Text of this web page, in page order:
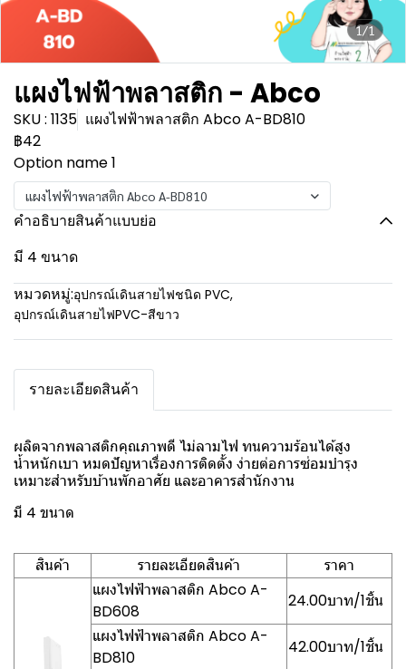
1/1
แผงไฟฟ้าพลาสติก - Abco
SKU : 1135 แผงไฟฟ้าพลาสติก Abco A-BD810
฿42
Option name 1
แผงไฟฟ้าพลาสติก Abco A-BD810
คำอธิบายสินค้าแบบย่อ
มี 4 ขนาด
หมวดหมู่:อุปกรณ์เดินสายไฟชนิด PVC,
อุปกรณ์เดินสายไฟPVC-สีขาว
รายละเอียดสินค้า
ผลิตจากพลาสติกคุณภาพดี ไม่ลามไฟ ทนความร้อนได้สูง
น้ำหนักเบา หมดปัญหาเรื่องการติดตั้ง ง่ายต่อการซ่อมบำรุง
เหมาะสำหรับบ้านพักอาศัย และอาคารสำนักงาน
มี 4 ขนาด
สินค้า รายละเอียดสินค้า
ราคา
แผงไฟฟ้าพลาสติก Abco A-
BD608
24.00บาท/1ชิ้น
แผงไฟฟ้าพลาสติก Abco A-
BD810
42.00บาท/1ชิ้น